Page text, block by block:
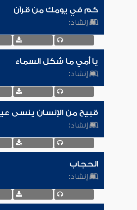
كم في يومك من قرآن
إنشاد:
يا أمي ما شكل السماء
إنشاد:
قبيح من الإنسان ينسى
إنشاد:
الحجاب
إنشاد: